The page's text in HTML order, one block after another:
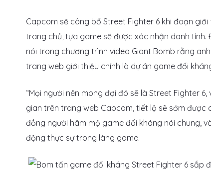
Capcom sẽ công bố Street Fighter 6 khi đoạn
trang chủ, tựa game sẽ được xác nhận danh
nói trong chương trình video Giant Bomb rằng
trang web giới thiệu chính là dự án game đối
“Mọi người nên mong đợi đó sẽ là Street Fighter
gian trên trang web Capcom, tiết lộ sẽ sớm
đồng người hâm mộ game đối kháng nói chung,
động thực sự trong làng game.